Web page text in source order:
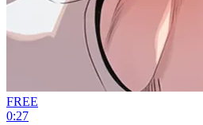
FREE
0:27